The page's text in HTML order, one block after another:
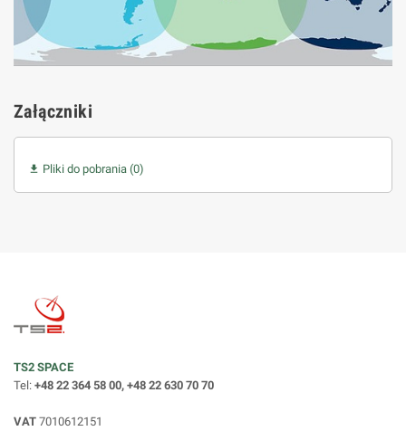
Załączniki
 Pliki do pobrania (0)
TS2 SPACE
Tel: +48 22 364 58 00, +48 22 630 70 70
VAT 7010612151